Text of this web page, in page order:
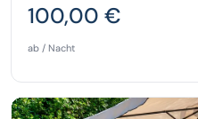
100,00 €
ab / Nacht